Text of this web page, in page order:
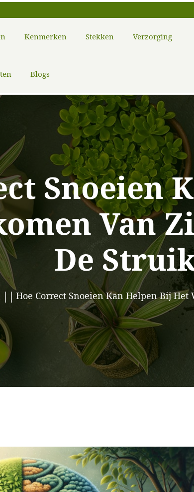
Kenmerken Stekken Verzorging
Blogs
Snoeien
Van
De
Hoe Correct Snoeien Kan Helpen Bij